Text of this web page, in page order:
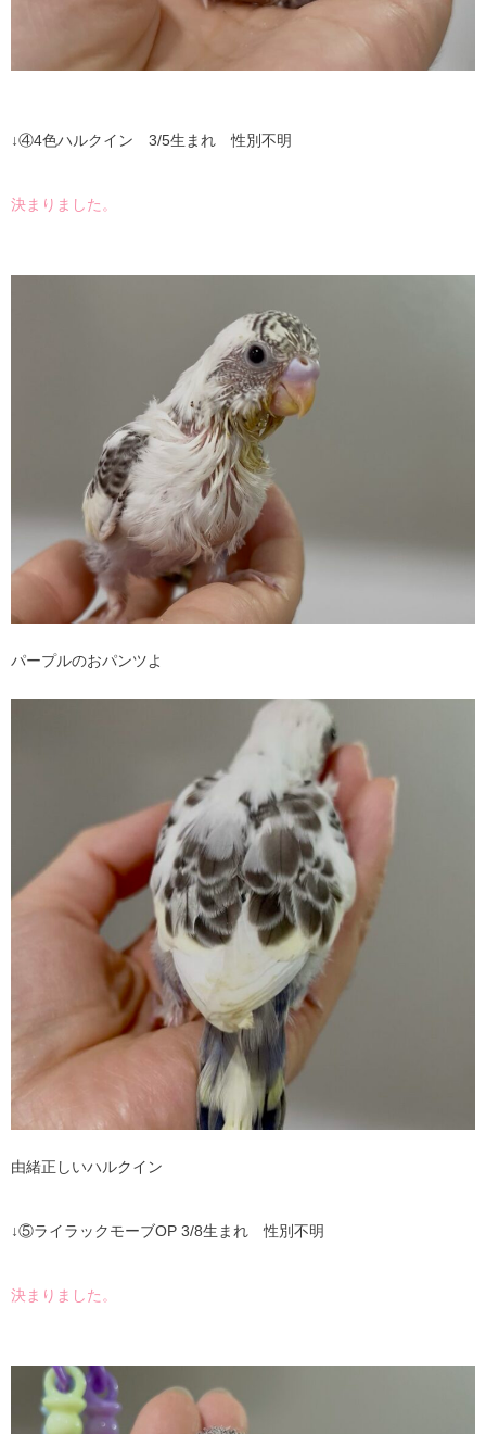
↓④4色ハルクイン 3/5生まれ 性別不明
決まりました。
パープルのおパンツよ
由緒正しいハルクイン
↓⑤ライラックモーブOP 3/8生まれ 性別不明
決まりました。